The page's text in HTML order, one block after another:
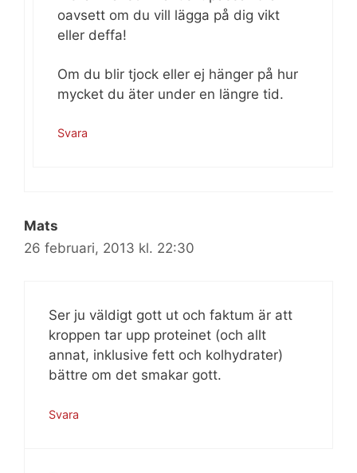
oavsett om du vill lägga på dig vikt
eller deffa!
Om du blir tjock eller ej hänger på hur
mycket du äter under en längre tid.
Svara
Mats
26 februari, 2013 kl. 22:30
Ser ju väldigt gott ut och faktum är att
kroppen tar upp proteinet (och allt
annat, inklusive fett och kolhydrater)
bättre om det smakar gott.
Svara